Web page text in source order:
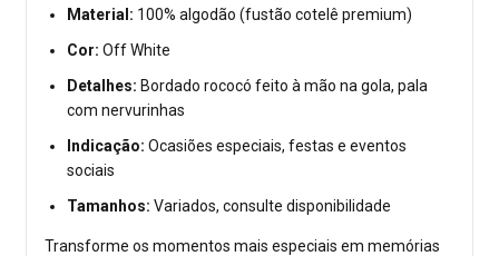
Material: 100% algodão (fustão cotelê premium)
Cor: Off White
Detalhes: Bordado rococó feito à mão na gola, pala
com nervurinhas
Indicação: Ocasiões especiais, festas e eventos
sociais
Tamanhos: Variados, consulte disponibilidade
Transforme os momentos mais especiais em memórias